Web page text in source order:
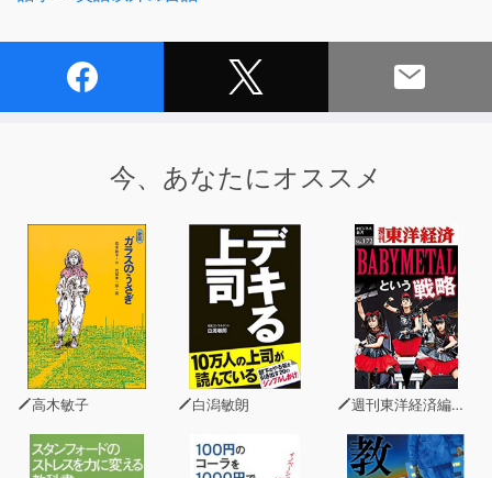
今、あなたにオススメ
高木敏子 白潟敏朗 週刊東洋経済編集部